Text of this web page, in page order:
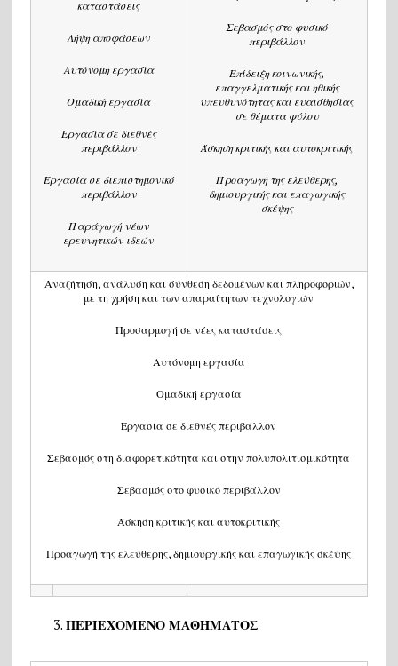
καταστάσεις
Λήψη αποφάσεων
Αυτόνομη εργασία
Ομαδική εργασία
Εργασία σε διεθνές
περιβάλλον
Εργασία σε διεπιστημονικό
περιβάλλον
Παράγωγή νέων
ερευνητικών ιδεών
Σεβασμός στο φυσικό
περιβάλλον
Επίδειξη κοινωνικής,
επαγγελματικής και ηθικής
υπευθυνότητας και ευαισθησίας
σε θέματα φύλου
Άσκηση κριτικής και αυτοκριτικής
Προαγωγή της ελεύθερης,
δημιουργικής και επαγωγικής
σκέψης
Αναζήτηση, ανάλυση και σύνθεση δεδομένων και πληροφοριών,
με τη χρήση και των απαραίτητων τεχνολογιών
Προσαρμογή σε νέες καταστάσεις
Αυτόνομη εργασία
Ομαδική εργασία
Εργασία σε διεθνές περιβάλλον
Σεβασμός στη διαφορετικότητα και στην πολυπολιτισμικότητα
Σεβασμός στο φυσικό περιβάλλον
Άσκηση κριτικής και αυτοκριτικής
Προαγωγή της ελεύθερης, δημιουργικής και επαγωγικής σκέψης
ΠΕΡΙΕΧΟΜΕΝΟ ΜΑΘΗΜΑΤΟΣ